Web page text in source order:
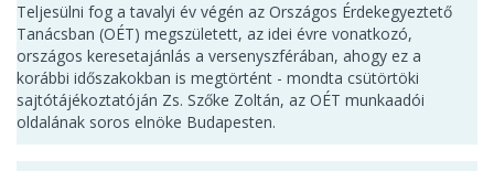
Teljesülni fog a tavalyi év végén az Országos Érdekegyeztető
Tanácsban (OÉT) megszületett, az idei évre vonatkozó,
országos keresetajánlás a versenyszférában, ahogy ez a
korábbi időszakokban is megtörtént - mondta csütörtöki
sajtótájékoztatóján Zs. Szőke Zoltán, az OÉT munkaadói
oldalának soros elnöke Budapesten.